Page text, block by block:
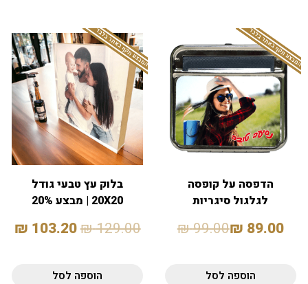
המבצע תקף באתר בלבד
הדפסה על קופסה
לגלגול סיגריות
89.00
₪
99.00
₪
הוספה לסל
המבצע תקף באתר בלבד
בלוק עץ טבעי גודל
20X20 | מבצע 20%
129.00
₪
103.20
₪
הוספה לסל